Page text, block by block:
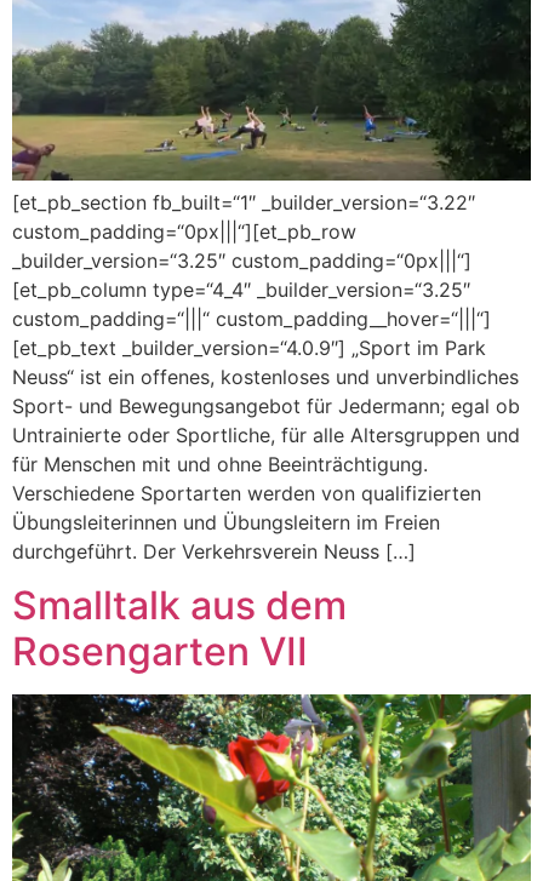
[et_pb_section fb_built=“1″ _builder_version=“3.22″
custom_padding=“0px|||“][et_pb_row
_builder_version=“3.25″ custom_padding=“0px|||“]
[et_pb_column type=“4_4″ _builder_version=“3.25″
custom_padding=“|||“ custom_padding__hover=“|||“]
[et_pb_text _builder_version=“4.0.9″] „Sport im Park
Neuss“ ist ein offenes, kostenloses und unverbindliches
Sport- und Bewegungsangebot für Jedermann; egal ob
Untrainierte oder Sportliche, für alle Altersgruppen und
für Menschen mit und ohne Beeinträchtigung.
Verschiedene Sportarten werden von qualifizierten
Übungsleiterinnen und Übungsleitern im Freien
durchgeführt. Der Verkehrsverein Neuss […]
Smalltalk aus dem
Rosengarten VII